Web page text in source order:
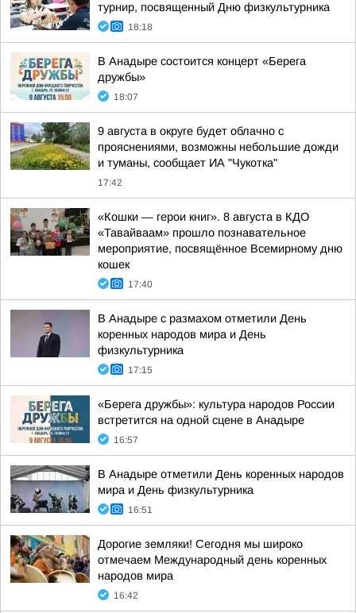
турнир, посвященный Дню физкультурника
18:18
В Анадыре состоится концерт «Берега
дружбы»
18:07
9 августа в округе будет облачно с
прояснениями, возможны небольшие дожди
и туманы, сообщает ИА "Чукотка"
17:42
«Кошки — герои книг». 8 августа в КДО
«Тавайваам» прошло познавательное
мероприятие, посвящённое Всемирному дню
кошек
17:40
В Анадыре с размахом отметили День
коренных народов мира и День
физкультурника
17:15
«Берега дружбы»: культура народов России
встретится на одной сцене в Анадыре
16:57
В Анадыре отметили День коренных народов
мира и День физкультурника
16:51
Дорогие земляки! Сегодня мы широко
отмечаем Международный день коренных
народов мира
16:42